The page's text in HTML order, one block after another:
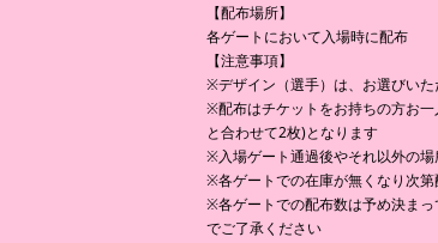
【配布場所】
各ゲートにおいて入場時に配布
【注意事項】
※デザイン（選手）は、お選びいた
※配布はチケットをお持ちの方お
と合わせて2枚)となります
※入場ゲート通過後やそれ以外の
※各ゲートでの在庫が無くなり次
※各ゲートでの配布数は予め決ま
でご了承ください